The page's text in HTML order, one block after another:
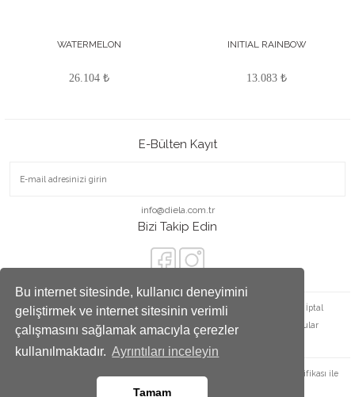
Bu internet sitesinde, kullanıcı deneyimini
geliştirmek ve internet sitesinin verimli
çalışmasını sağlamak amacıyla çerezler
kullanılmaktadır. Ayrıntıları inceleyin
Tamam
WATERMELON
26.104 ₺
INITIAL RAINBOW
13.083 ₺
E-Bülten Kayıt
info@diela.com.tr
Bizi Takip Edin
Satış Sözleşmesi Ödeme ve Teslimat Gizlilik ve Güvenlik
İade ve İptal
Kişisel Veriler Politikası
Havale Bildirim Formu
Sıkça Sorulan Sorular
Kredi kartı bilgileriniz 256bit SSL sertifikası ile